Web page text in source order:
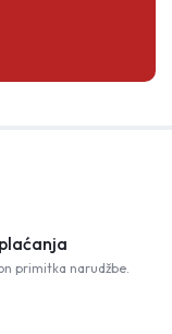
primitka narudžbe.